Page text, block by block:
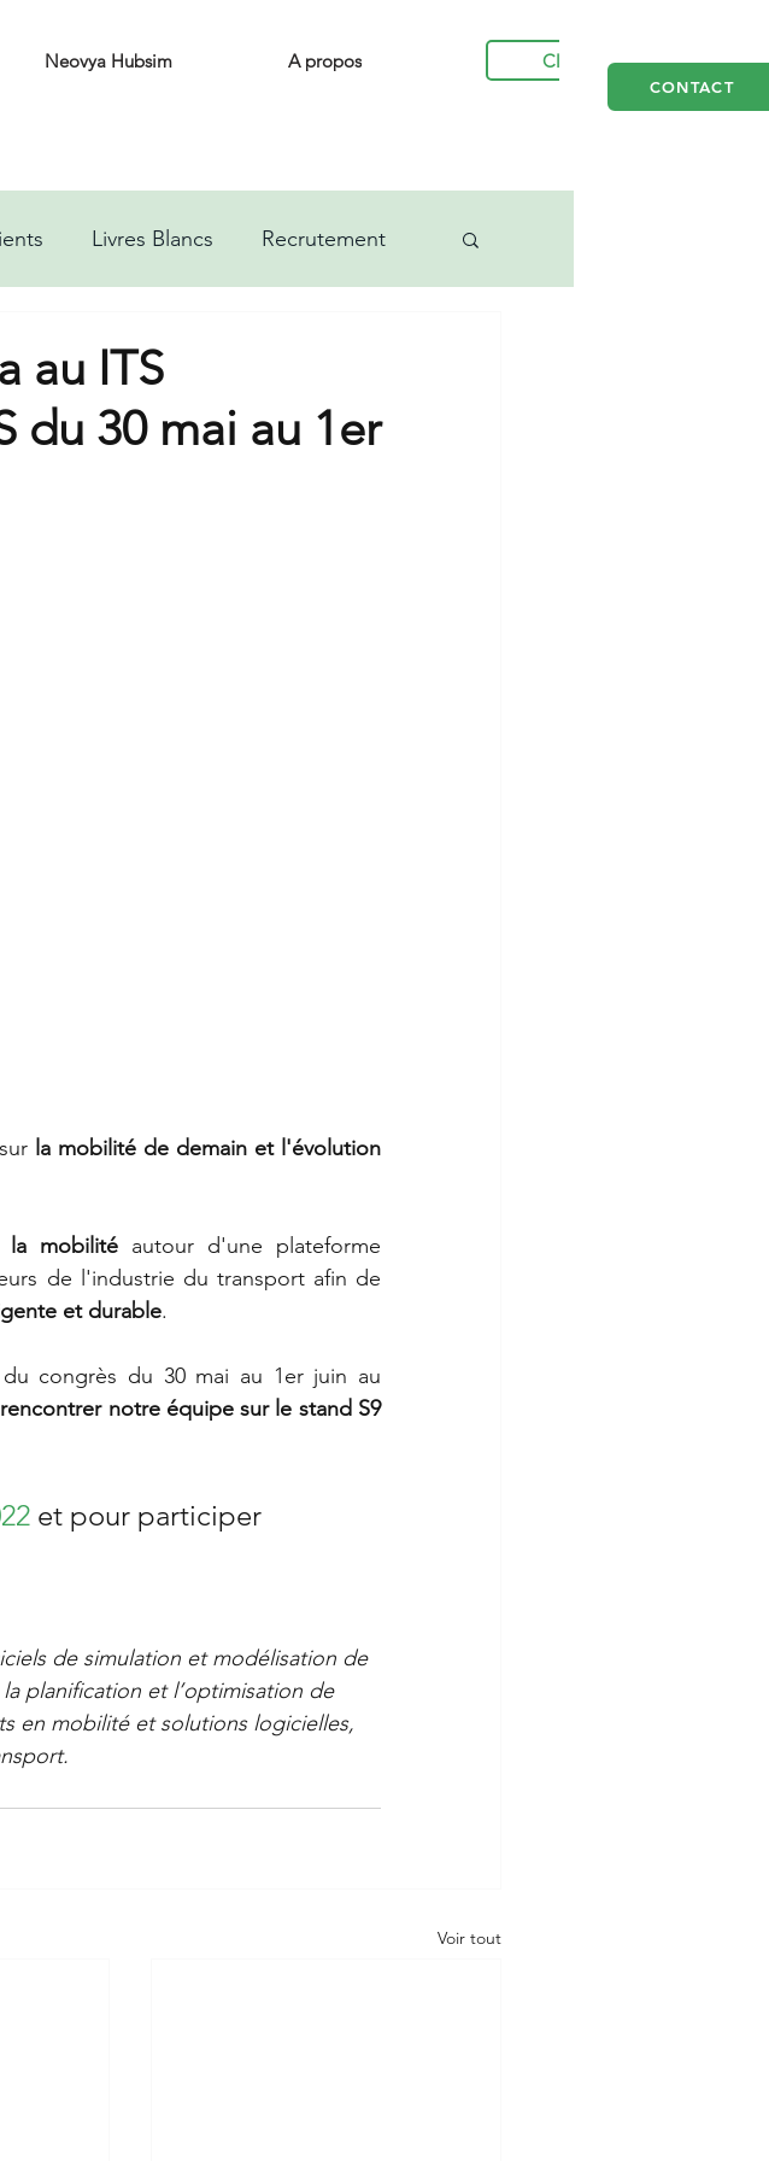
Neovya Hubsim A propos Clients
CONTACT
Livres Blancs Recrutement
au ITS
du 30 mai au 1er
la mobilité de demain et l'évolution
la mobilité autour d'une plateforme
de l'industrie du transport afin de
et durable.
congrès du 30 mai au 1er juin au
notre équipe sur le stand S9
et pour participer
de simulation et modélisation de
planification et l’optimisation de
en mobilité et solutions logicielles,
Voir tout